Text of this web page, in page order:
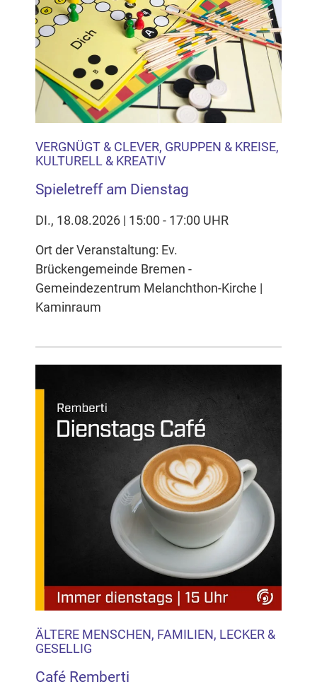
VERGNÜGT & CLEVER, GRUPPEN & KREISE,
KULTURELL & KREATIV
Spieletreff am Dienstag
DI., 18.08.2026 | 15:00 - 17:00 UHR
Ort der Veranstaltung: Ev.
Brückengemeinde Bremen -
Gemeindezentrum Melanchthon-Kirche |
Kaminraum
ÄLTERE MENSCHEN, FAMILIEN, LECKER &
GESELLIG
Café Remberti